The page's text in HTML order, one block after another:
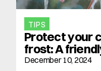
TIPS
Protect your
frost: A
December 10, 2024